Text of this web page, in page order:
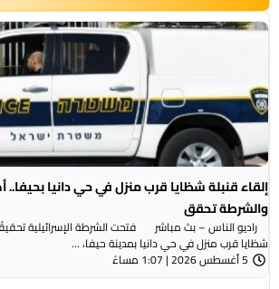
إلقاء قنبلة شظايا قرب منزل في حي دانيا بحيفا..
والشرطة تحقق
راديو الناس – بث مباشر فتحت الشرطة الإسرائيلية تحقيقًا
شظايا قرب منزل في حي دانيا بمدينة حيفا، ...
5 أغسطس 2026 | 1:07 مساءً